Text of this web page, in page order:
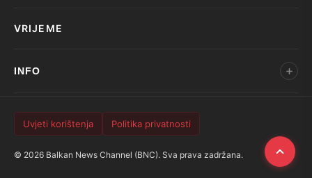
VRIJEME
INFO
Uvjeti korištenja Politika privatnosti
© 2026 Balkan News Channel (BNC). Sva prava zadržana.